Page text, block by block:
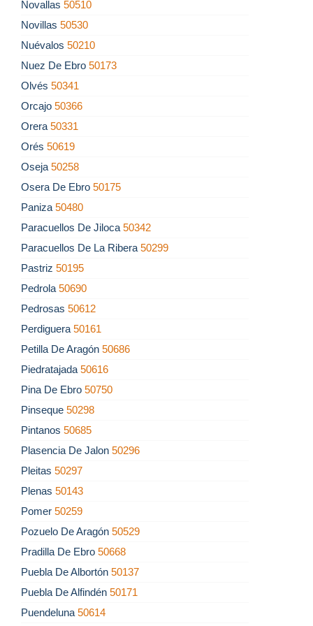
Novallas 50510
Novillas 50530
Nuévalos 50210
Nuez De Ebro 50173
Olvés 50341
Orcajo 50366
Orera 50331
Orés 50619
Oseja 50258
Osera De Ebro 50175
Paniza 50480
Paracuellos De Jiloca 50342
Paracuellos De La Ribera 50299
Pastriz 50195
Pedrola 50690
Pedrosas 50612
Perdiguera 50161
Petilla De Aragón 50686
Piedratajada 50616
Pina De Ebro 50750
Pinseque 50298
Pintanos 50685
Plasencia De Jalon 50296
Pleitas 50297
Plenas 50143
Pomer 50259
Pozuelo De Aragón 50529
Pradilla De Ebro 50668
Puebla De Albortón 50137
Puebla De Alfindén 50171
Puendeluna 50614